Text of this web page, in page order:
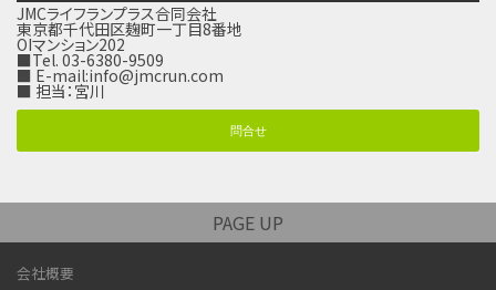
JMCライフランプラス合同会社
東京都千代田区麹町一丁目8番地
OIマンション202
■Tel. 03-6380-9509
■ E-mail:info@jmcrun.com
■ 担当：宮川
問合せ
PAGE UP
会社概要